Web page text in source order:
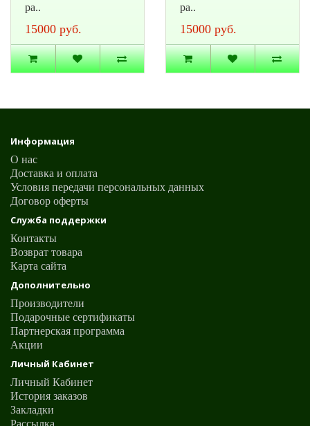
ра..
15000 руб.
ра..
15000 руб.
Информация
О нас
Доставка и оплата
Условия передачи персональных данных
Договор оферты
Служба поддержки
Контакты
Возврат товара
Карта сайта
Дополнительно
Производители
Подарочные сертификаты
Партнерская программа
Акции
Личный Кабинет
Личный Кабинет
История заказов
Закладки
Рассылка